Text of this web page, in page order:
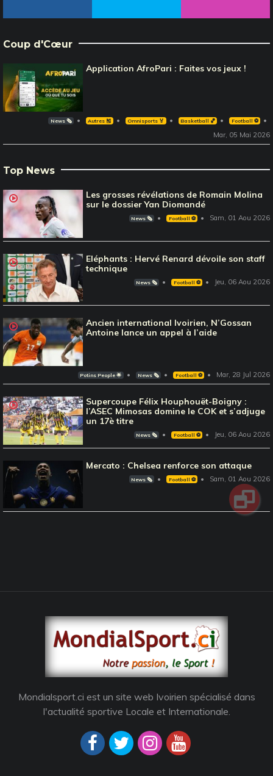
Coup d'Cœur
Application AfroPari : Faites vos jeux !
News 🗞️ Autres 🎽 Omnisports 🏅 Basketball 🏀 Football ⚽️
Mar, 05 Mai 2026
Top News
Les grosses révélations de Romain Molina
sur le dossier Yan Diomandé
News 🗞️ Football ⚽️ Sam, 01 Aou 2026
Eléphants : Hervé Renard dévoile son staff
technique
News 🗞️ Football ⚽️ Jeu, 06 Aou 2026
Ancien international Ivoirien, N’Gossan
Antoine lance un appel à l’aide
Potins People 🌟 News 🗞️ Football ⚽️ Mar, 28 Jul 2026
Supercoupe Félix Houphouët-Boigny :
l’ASEC Mimosas domine le COK et s’adjuge
un 17è titre
News 🗞️ Football ⚽️ Jeu, 06 Aou 2026
Mercato : Chelsea renforce son attaque
News 🗞️ Football ⚽️ Sam, 01 Aou 2026
Mondialsport.ci est un site web Ivoirien spécialisé dans
l'actualité sportive Locale et Internationale.